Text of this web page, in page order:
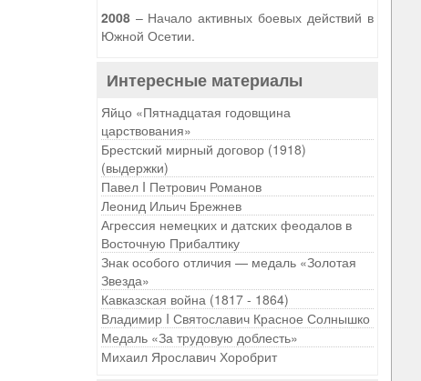
2008– Начало активных боевых действий в
Южной Осетии.
Интересные материалы
Яйцо «Пятнадцатая годовщина
царствования»
Брестский мирный договор (1918)
(выдержки)
Павел I Петрович Романов
Леонид Ильич Брежнев
Агрессия немецких и датских феодалов в
Восточную Прибалтику
Знак особого отличия — медаль «Золотая
Звезда»
Кавказская война (1817 - 1864)
Владимир I Святославич Красное Солнышко
Медаль «За трудовую доблесть»
Михаил Ярославич Хоробрит